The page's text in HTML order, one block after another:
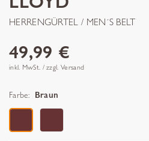
HERRENGÜRTEL / MEN´S BELT
49,99 €
inkl. MwSt. / zzgl. Versand
Farbe: Braun